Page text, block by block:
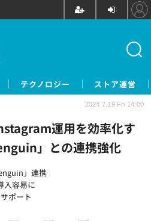
テクノロジー ストア運営
運用を効率化す
」との連携強化
」連携
入容易に
ポート
2024.7.19 Fri 14:00